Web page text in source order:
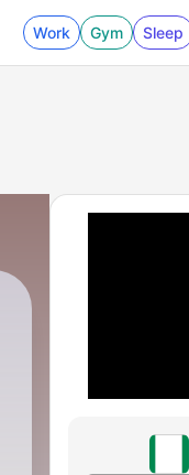
Work Gym Sleep